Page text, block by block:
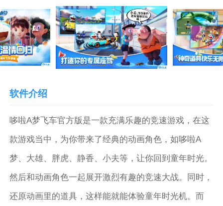
软件介绍
哆啦A梦飞车官方版是一款充满乐趣的竞速游戏，在这
款游戏当中，为你带来了经典的动画角色，如哆啦A
梦、大雄、胖虎、静香、小夫等，让你回到童年时光。
然后和动画角色一起展开激烈有趣的竞速大战。同时，
还原动画里的道具，这样能就能体验童年时光机。而